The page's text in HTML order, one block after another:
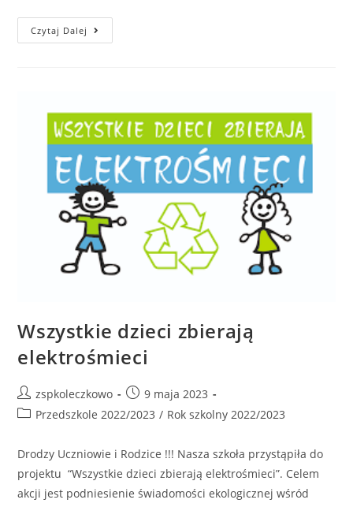
Czytaj Dalej
Wszystkie dzieci zbierają
elektrośmieci
zspkoleczkowo
9 maja 2023
Przedszkole 2022/2023 / Rok szkolny 2022/2023
Drodzy Uczniowie i Rodzice !!! Nasza szkoła przystąpiła do
projektu “Wszystkie dzieci zbierają elektrośmieci”. Celem
akcji jest podniesienie świadomości ekologicznej wśród